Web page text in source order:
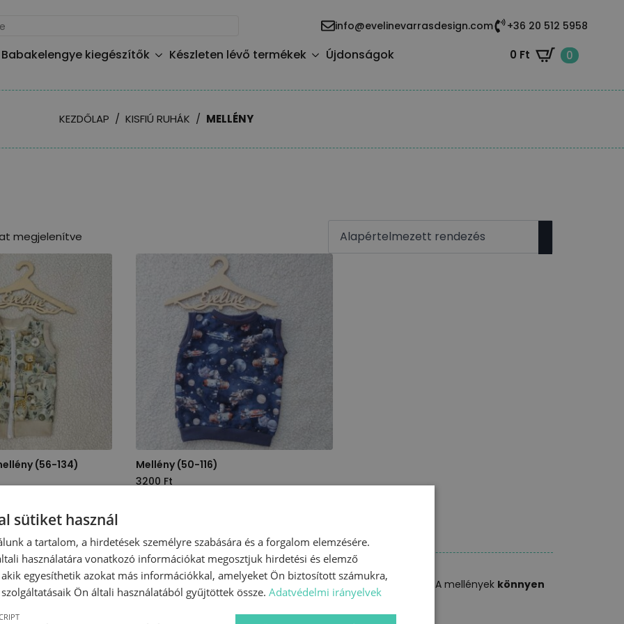
info@evelinevarrasdesign.com +36 20 512 5958
Babakelengye kiegészítők Készleten lévő termékek Újdonságok 0 Ft 0
KEZDŐLAP KISFIÚ RUHÁK MELLÉNY
megjelenítve
(56-134)
Mellény (50-116)
3200 Ft
több
variációja
van.
A
kiegészítők, amelyekstílusos és praktikus darabjai lehetnek a kisbabád ruhatárában. A mellények könnyen
ruhadarabokkal, példáulhosszúujjú felsőkkel.
sütiket használ
a tartalom, a hirdetések személyre szabására és a forgalom elemzésére.
használatára vonatkozó információkat megosztjuk hirdetési és elemző
egyesíthetik azokat más információkkal, amelyeket Ön biztosított számukra,
Ön általi használatából gyűjtöttek össze. Adatvédelmi irányelvek